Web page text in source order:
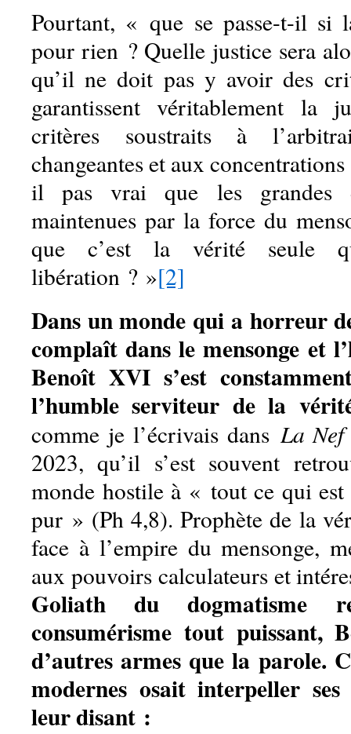
Pourtant, « que se passe-t-il si
pour rien ? Quelle justice sera
qu’il ne doit pas y avoir des
garantissent véritablement la
critères soustraits à
changeantes et aux
il pas vrai que les grandes
maintenues par la force du
que c’est la vérité seule
libération ? »[2]
Dans un monde qui a horreur
complaît dans le mensonge et
Benoît XVI s’est
l’humble serviteur de la
comme je l’écrivais dansLa Nef
2023, qu’il s’est souvent
monde hostile à « tout ce qui
pur » (Ph 4,8). Prophète de la
face à l’empire du mensonge,
aux pouvoirs calculateurs et
Goliath du dogmatisme
consumérisme tout puissant,
d’autres armes que la parole.
modernes osait interpeller
leur disant :